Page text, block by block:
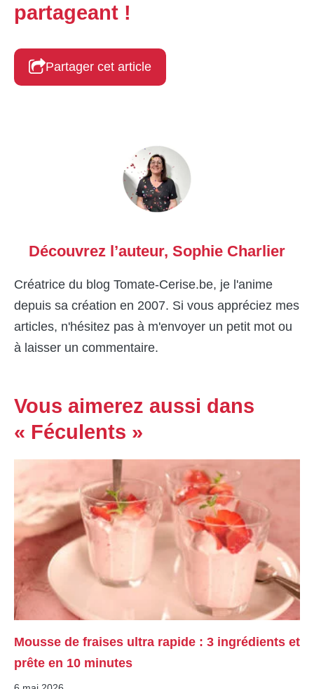
partageant !
Partager cet article
Découvrez l’auteur, Sophie Charlier
Créatrice du blog Tomate-Cerise.be, je l'anime
depuis sa création en 2007. Si vous appréciez mes
articles, n'hésitez pas à m'envoyer un petit mot ou
à laisser un commentaire.
Vous aimerez aussi dans
« Féculents »
Mousse de fraises ultra rapide : 3 ingrédients et
prête en 10 minutes